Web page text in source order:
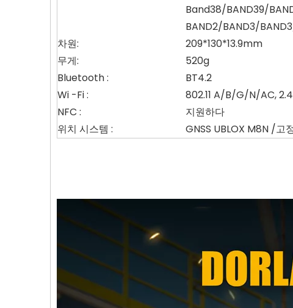
Band38/BAND39/
BAND2/BAND3/
차원:
209*130*13.9mm
무게:
520g
Bluetooth :
BT4.2
Wi -Fi :
802.11 A/B/G/N/AC,
NFC :
지원하다
위치 시스템 :
GNSS UBLOX M8N /고